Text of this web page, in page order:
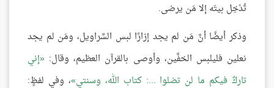
تُدْخِل بيتَه إلا مَن يرضى.
وذكر أيضًا أنَّ مَن لم يجد إزارًا لبس السَّراويل، ومَن لم يجد
نعلين فليلبس الخفَّين، وأوصى بالقرآن العظيم، وقال: إني
تاركٌ فيكم ما لن تضلوا ...: كتاب الله، وسنتي ، وفي لفظٍ: